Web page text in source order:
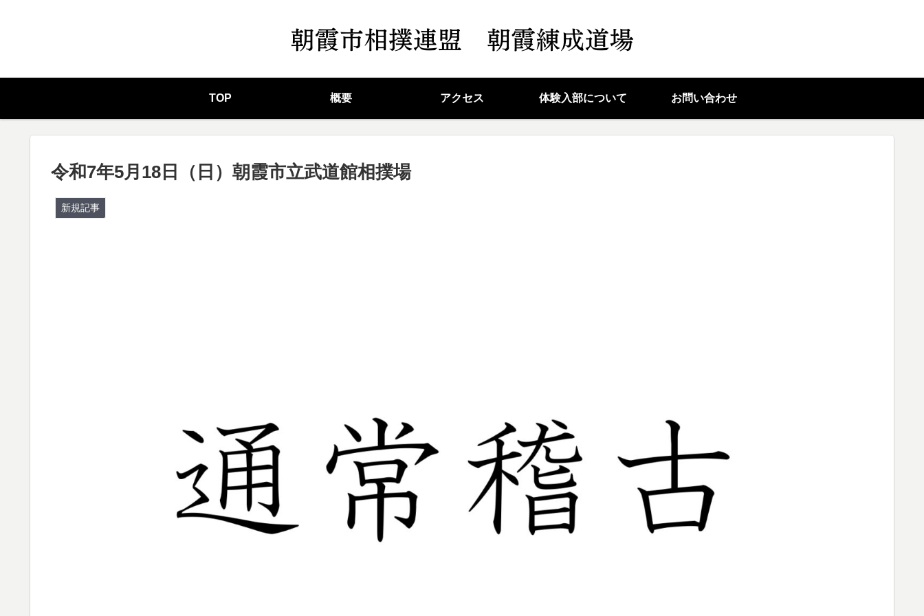
TOP 概要 アクセス 体験入部について お問い合わせ
令和7年5月18日（日）朝霞市立武道館相撲場
新規記事